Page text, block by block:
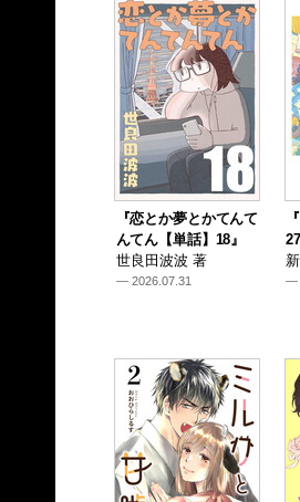
『恋とか夢とかてんて
んてん【単話】18』
世良田波波 著
— 2026.07.31
27
—